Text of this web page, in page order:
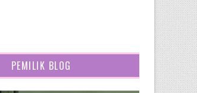
PEMILIK BLOG